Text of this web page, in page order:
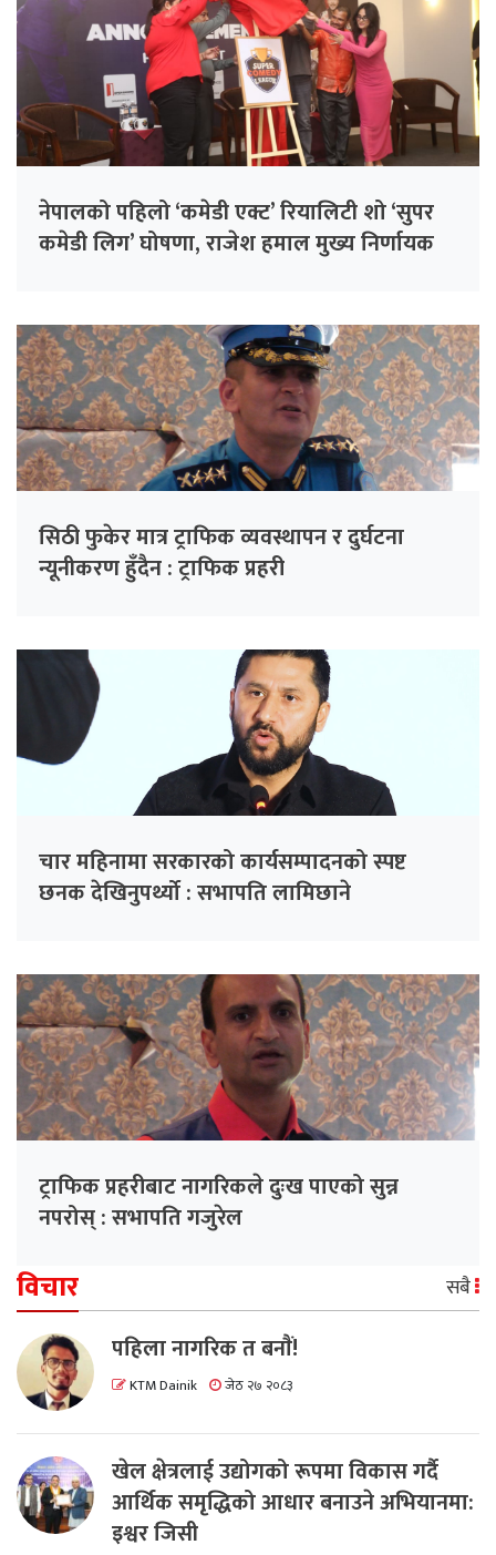
नेपालको पहिलो ‘कमेडी एक्ट’ रियालिटी शो ‘सुपर
कमेडी लिग’ घोषणा, राजेश हमाल मुख्य निर्णायक
सिठी फुकेर मात्र ट्राफिक व्यवस्थापन र दुर्घटना
न्यूनीकरण हुँदैन : ट्राफिक प्रहरी
चार महिनामा सरकारको कार्यसम्पादनको स्पष्ट
छनक देखिनुपर्थ्यो : सभापति लामिछाने
ट्राफिक प्रहरीबाट नागरिकले दुःख पाएको सुन्न
नपरोस् : सभापति गजुरेल
विचार सबै
पहिला नागरिक त बनाैं!
KTM Dainik जेठ २७ २०८३
खेल क्षेत्रलाई उद्योगको रूपमा विकास गर्दै
आर्थिक समृद्धिको आधार बनाउने अभियानमा:
इश्वर जिसी